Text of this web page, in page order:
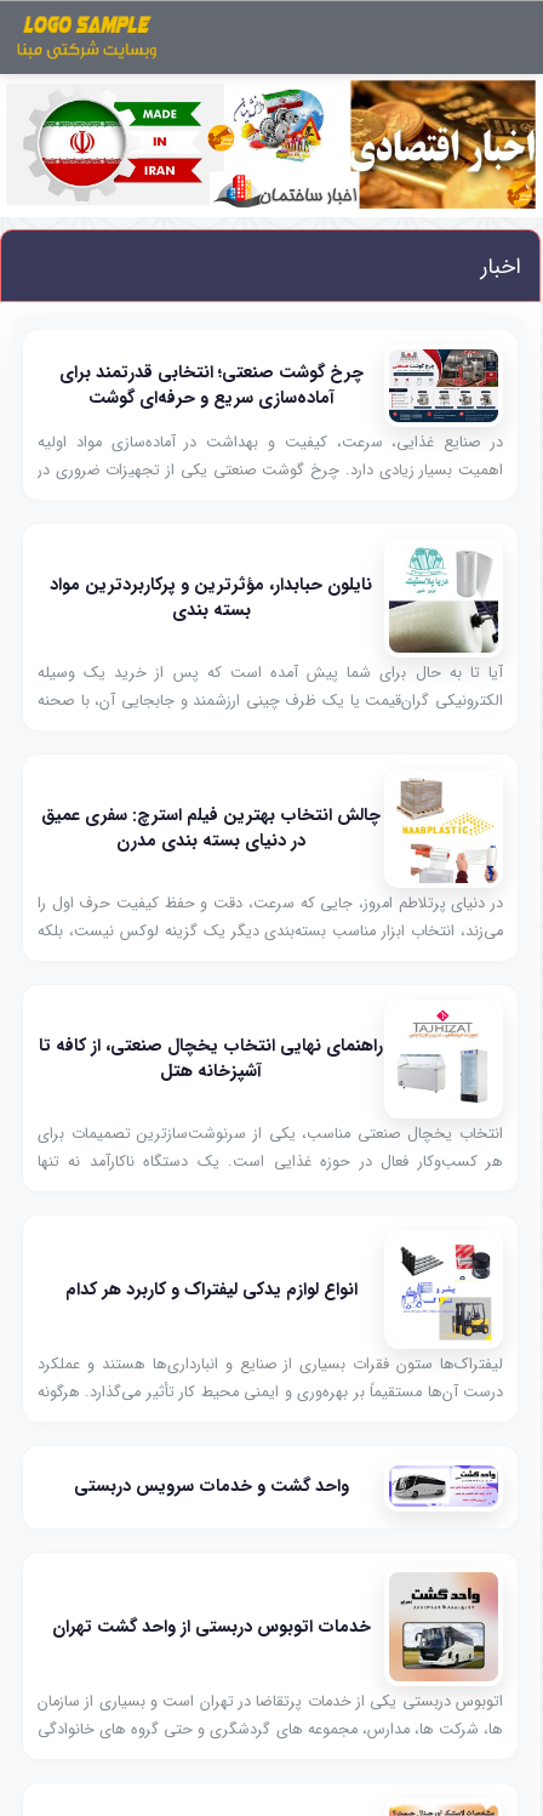
اخبار
چرخ گوشت صنعتی؛ انتخابی قدرتمند برای
آماده‌سازی سریع و حرفه‌ای گوشت
در صنایع غذایی، سرعت، کیفیت و بهداشت در آماده‌سازی مواد اولیه
اهمیت بسیار زیادی دارد. چرخ گوشت صنعتی یکی از تجهیزات ضروری در
گوشت با قدرت و دقت بالا استفاده می‌شود.
نایلون حبابدار، مؤثرترین و پرکاربردترین مواد
بسته بندی
آیا تا به حال برای شما پیش آمده است که پس از خرید یک وسیله
الکترونیکی گران‌قیمت یا یک ظرف چینی ارزشمند و جابجایی آن، با صحنه
کالاهای آسیب‌دیده در حین حمل و نقل، سود شما را تحت تأثیر قرار ...
چالش انتخاب بهترین فیلم استرچ: سفری عمیق
در دنیای بسته بندی مدرن
در دنیای پرتلاطم امروز، جایی که سرعت، دقت و حفظ کیفیت حرف اول را
می‌زند، انتخاب ابزار مناسب بسته‌بندی دیگر یک گزینه لوکس نیست، بلکه
مناسب روبرو هستند.
راهنمای نهایی انتخاب یخچال صنعتی، از کافه تا
آشپزخانه هتل
انتخاب یخچال صنعتی مناسب، یکی از سرنوشت‌سازترین تصمیمات برای
هر کسب‌وکار فعال در حوزه غذایی است. یک دستگاه ناکارآمد نه تنها
انواع لوازم یدکی لیفتراک و کاربرد هر کدام
لیفتراک‌ها ستون فقرات بسیاری از صنایع و انبارداری‌ها هستند و عملکرد
درست آن‌ها مستقیماً بر بهره‌وری و ایمنی محیط کار تأثیر می‌گذارد. هرگونه
واحد گشت و خدمات سرویس دربستی
خدمات اتوبوس دربستی از واحد گشت تهران
اتوبوس دربستی یکی از خدمات پرتقاضا در تهران است و بسیاری از سازمان
ها، شرکت ها، مدارس، مجموعه های گردشگری و حتی گروه های خانوادگی